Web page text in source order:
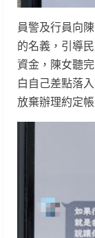
員警及行員向
的名義，引導
資金，陳女聽
白自己差點落
放棄辦理約定帳